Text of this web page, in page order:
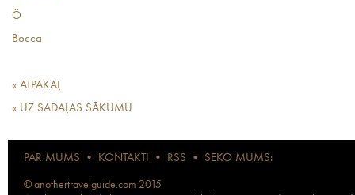
Ö
Bocca
« ATPAKAĻ
« UZ SADAĻAS SĀKUMU
PAR MUMS • KONTAKTI • RSS • SEKO MUMS:
© anothertravelguide.com 2015